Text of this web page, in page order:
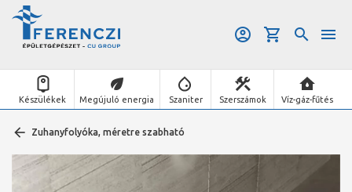
Készülékek Megújuló energia Szaniter Szerszámok Víz-gáz-fűtés
Zuhanyfolyóka, méretre szabható